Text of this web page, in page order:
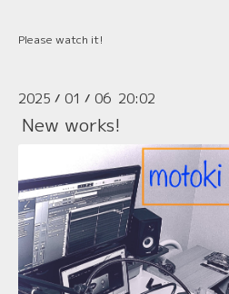
Please watch it!
2025 / 01 / 06 20:02
New works!